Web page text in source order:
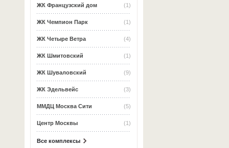
(1)
ЖК Французский дом
(1)
ЖК Чемпион Парк
(4)
ЖК Четыре Ветра
(1)
ЖК Шмитовский
(9)
ЖК Шуваловский
(3)
ЖК Эдельвейс
(5)
ММДЦ Москва Сити
(1)
Центр Москвы
Все комплексы